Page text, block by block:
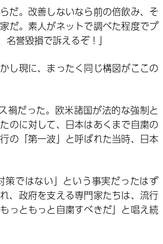
だ。改善しないなら前の倍飲み、そ
だ。素人がネットで調べた程度でプ
誉毀損で訴えるぞ！」
し現に、まったく同じ構図がここの
禍だった。欧米諸国が法的な強制と
のに対して、日本はあくまで自粛の
の「第一波」と呼ばれた当時、日本
ではない」という事実だったはず
、政府を支える専門家たちは、流行
っともっと自粛すべきだ」と唱え続